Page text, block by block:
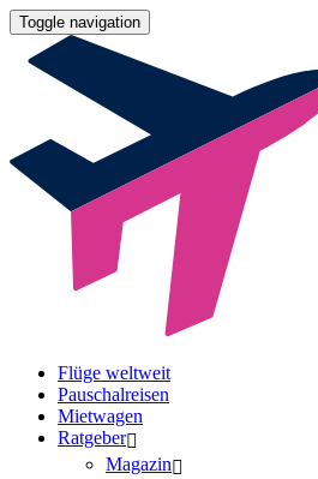
Toggle navigation
Flüge weltweit
Pauschalreisen
Mietwagen
Ratgeber
Magazin